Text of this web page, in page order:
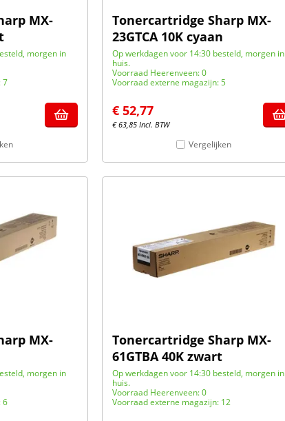
MX-
morgen in
7
Tonercartridge Sharp MX-
23GTCA 10K cyaan
Op werkdagen voor 14:30 besteld, morgen in
huis.
Voorraad Heerenveen: 0
Voorraad externe magazijn: 5
€ 52,77
€63,85 Incl. BTW
Vergelijken
MX-
morgen in
6
Tonercartridge Sharp MX-
61GTBA 40K zwart
Op werkdagen voor 14:30 besteld, morgen in
huis.
Voorraad Heerenveen: 0
Voorraad externe magazijn: 12